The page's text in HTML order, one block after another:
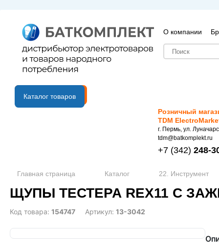
О компании
B2B портал
Каталог товаров
Розничный
TDM
г. Пермь, ул.
tdm@batkomplekt.ru
+7 (342) 248-
Главная страница Каталог 22. Инструмент
ЩУПЫ ТЕСТЕРА REX11 С
Код товара: 154747 Артикул: 13-3042